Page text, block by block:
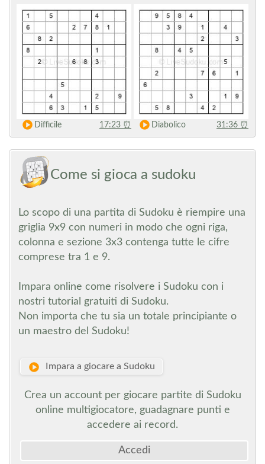
Difficile 17:23 ⏰ Diabolico 31:36 ⏰
Come si gioca a sudoku
Lo scopo di una partita di Sudoku è riempire una
griglia 9x9 con numeri in modo che ogni riga,
colonna e sezione 3x3 contenga tutte le cifre
comprese tra 1 e 9.
Impara online come risolvere i Sudoku con i
nostri tutorial gratuiti di Sudoku.
Non importa che tu sia un totale principiante o
un maestro del Sudoku!
Impara a giocare a Sudoku
Crea un account per giocare partite di Sudoku
online multigiocatore, guadagnare punti e
accedere ai record.
Accedi